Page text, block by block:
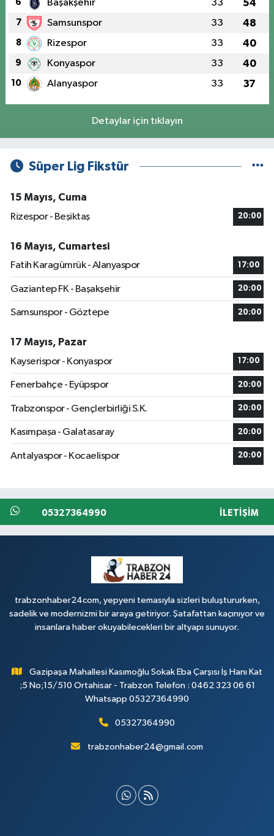
6 Başakşehir 33 54
7 Samsunspor 33 48
8 Rizespor 33 40
9 Konyaspor 33 40
10 Alanyaspor 33 37
Detaylar için tıklayın
Süper Lig Fikstür
15 Mayıs, Cuma
Rizespor - Beşiktaş
20:00
16 Mayıs, Cumartesi
Fatih Karagümrük - Alanyaspor
17:00
Gaziantep FK - Başakşehir 20:00
Samsunspor - Göztepe 20:00
17 Mayıs, Pazar
Kayserispor - Konyaspor
17:00
Fenerbahçe - Eyüpspor 20:00
Trabzonspor - Gençlerbirliği S.K. 20:00
Kasımpaşa - Galatasaray 20:00
Antalyaspor - Kocaelispor 20:00
05327364990 İLETIŞIM
trabzonhaber24com, yepyeni temasıyla sizleri buluştururken,
sadelik ve modernizmi bir araya getiriyor. Şatafattan kaçınıyor ve
insanlara haber okuyabilecekleri bir altyapı sunuyor.
Gazipaşa Mahallesi Kasımoğlu Sokak Eba Çarşısı İş Hanı Kat
;5 No;15/510 Ortahisar - Trabzon Telefon : 0462 323 06 61
Whatsapp 05327364990
05327364990
trabzonhaber24@gmail.com